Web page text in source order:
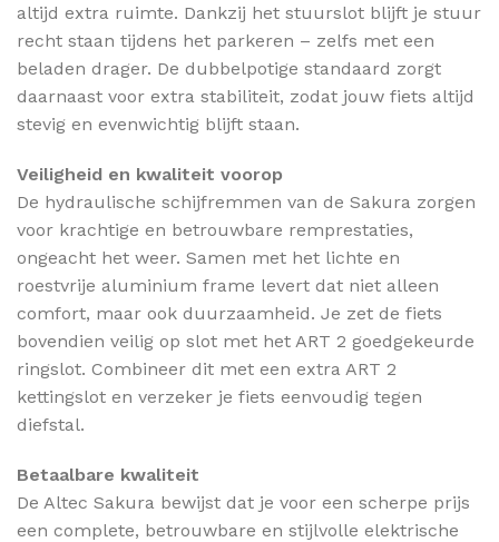
altijd extra ruimte. Dankzij het stuurslot blijft je stuur
recht staan tijdens het parkeren – zelfs met een
beladen drager. De dubbelpotige standaard zorgt
daarnaast voor extra stabiliteit, zodat jouw fiets altijd
stevig en evenwichtig blijft staan.
Veiligheid en kwaliteit voorop
De hydraulische schijfremmen van de Sakura zorgen
voor krachtige en betrouwbare remprestaties,
ongeacht het weer. Samen met het lichte en
roestvrije aluminium frame levert dat niet alleen
comfort, maar ook duurzaamheid. Je zet de fiets
bovendien veilig op slot met het ART 2 goedgekeurde
ringslot. Combineer dit met een extra ART 2
kettingslot en verzeker je fiets eenvoudig tegen
diefstal.
Betaalbare kwaliteit
De Altec Sakura bewijst dat je voor een scherpe prijs
een complete, betrouwbare en stijlvolle elektrische